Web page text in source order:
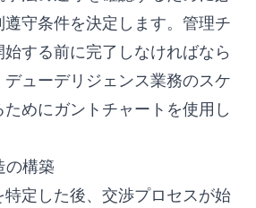
守条件を決定します。管理チ
する前に完了しなければなら
ューデリジェンス業務のスケ
めにガントチャートを使用し
の構築
特定した後、交渉プロセスが始